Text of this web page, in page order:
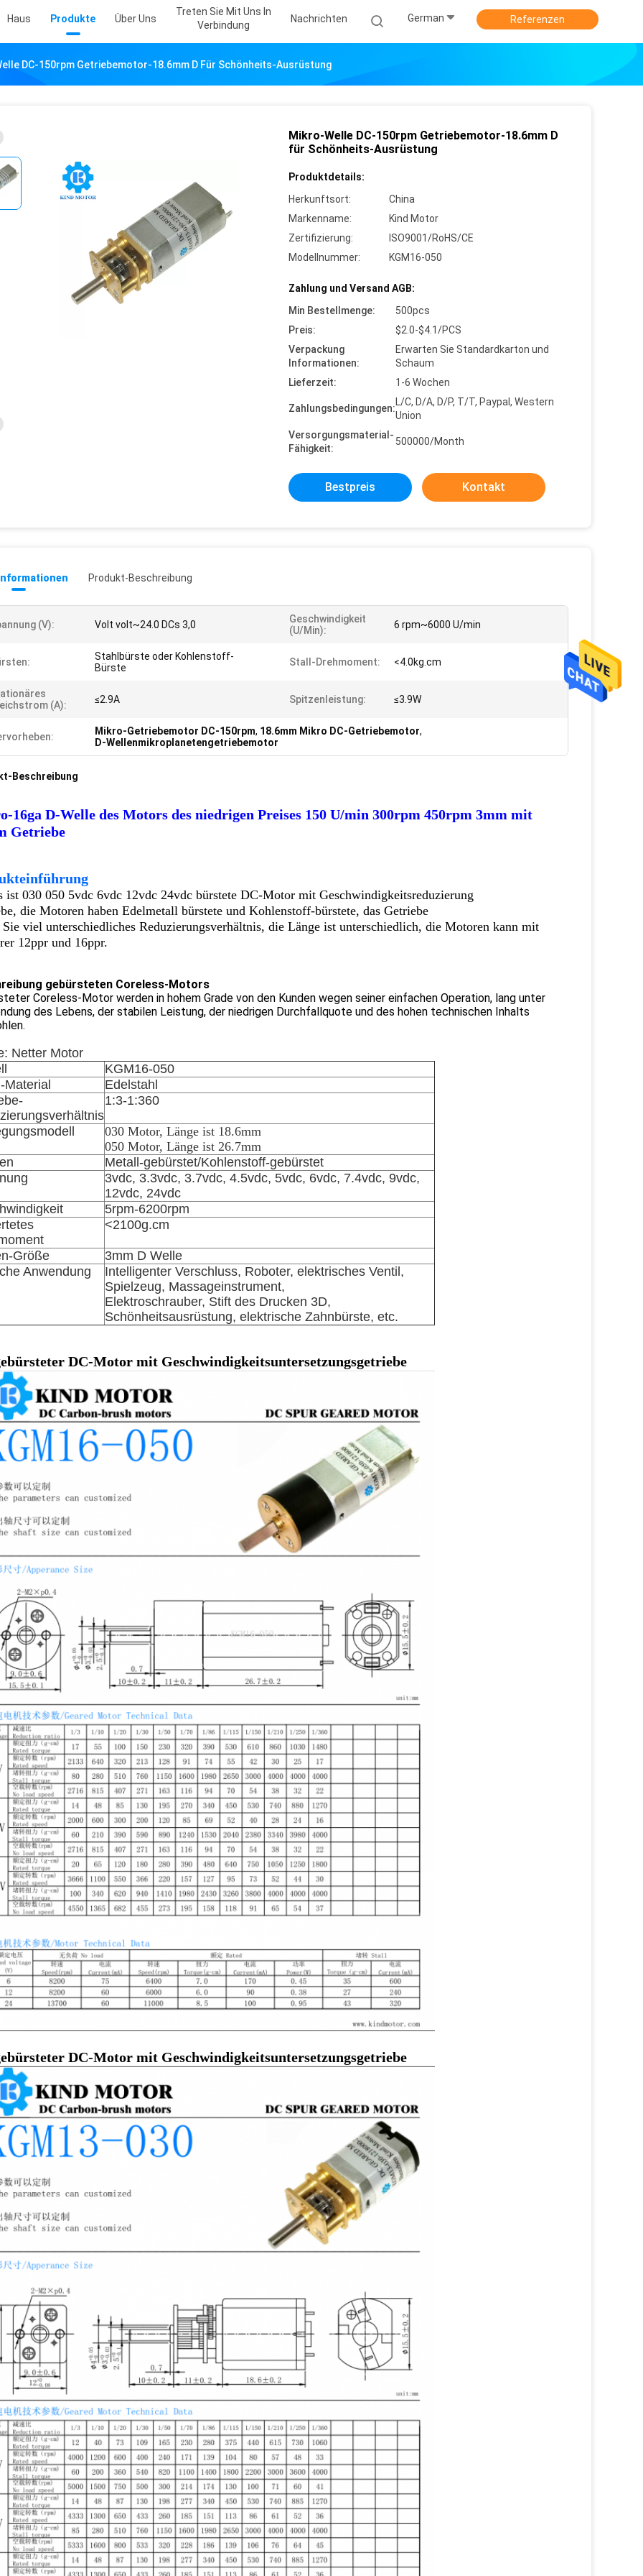
Haus Produkte Über Uns
Treten Sie Mit Uns In
Verbindung
Nachrichten German Referenzen
DC-150rpm Getriebemotor-18.6mm D Für Schönheits-Ausrüstung
Mikro-Welle DC-150rpm Getriebemotor-18.6mm D
für Schönheits-Ausrüstung
Produktdetails:
Herkunftsort:
China
Markenname:
Kind Motor
Zertifizierung:
ISO9001/RoHS/CE
Modellnummer:
KGM16-050
Zahlung und Versand AGB:
Min Bestellmenge:
500pcs
Preis:
$2.0-$4.1/PCS
Verpackung
Informationen:
Erwarten Sie Standardkarton und
Schaum
Lieferzeit:
1-6 Wochen
Zahlungsbedingungen:
L/C, D/A, D/P, T/T, Paypal, Western
Union
Versorgungsmaterial-
Fähigkeit:
500000/Month
Bestpreis Kontakt
Produkt-Beschreibung
(V): Volt volt~24.0 DCs 3,0
Geschwindigkeit
(U/min):
6 rpm~6000 U/min
Stahlbürste oder Kohlenstoff-
Bürste
Stall-Drehmoment: <4.0kg.cm
(A):
≤2.9A Spitzenleistung: ≤3.9W
Mikro-Getriebemotor DC-150rpm, 18.6mm Mikro DC-Getriebemotor,
D-Wellenmikroplanetengetriebemotor
Beschreibung
16ga D-Welle des Motors des niedrigen Preises 150 U/min 300rpm 450rpm 3mm mit
Getriebe
ist 030 050 5vdc 6vdc 12vdc 24vdc bürstete DC-Motor mit Geschwindigkeitsreduzierung
die Motoren haben Edelmetall bürstete und Kohlenstoff-bürstete, das Getriebe
Sie viel unterschiedliches Reduzierungsverhältnis, die Länge ist unterschiedlich, die Motoren kann mit
12ppr und 16ppr.
gebürsteten Coreless-Motors
Coreless-Motor werden in hohem Grade von den Kunden wegen seiner einfachen Operation, lang unter
des Lebens, der stabilen Leistung, der niedrigen Durchfallquote und des hohen technischen Inhalts
Netter Motor
KGM16-050
Material
Edelstahl
1:3-1:360
030 Motor, Länge ist 18.6mm
050 Motor, Länge ist 26.7mm
Metall-gebürstet/Kohlenstoff-gebürstet
3vdc, 3.3vdc, 3.7vdc, 4.5vdc, 5vdc, 6vdc, 7.4vdc, 9vdc,
12vdc, 24vdc
5rpm-6200rpm
<2100g.cm
Größe
3mm D Welle
Anwendung
Intelligenter Verschluss, Roboter, elektrisches Ventil,
Spielzeug, Massageinstrument,
Elektroschrauber, Stift des Drucken 3D,
Schönheitsausrüstung, elektrische Zahnbürste, etc.
DC-Motor mit Geschwindigkeitsuntersetzungsgetriebe
DC-Motor mit Geschwindigkeitsuntersetzungsgetriebe